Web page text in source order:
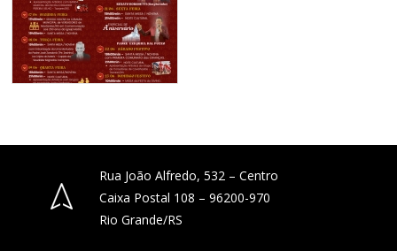
Rua João Alfredo, 532 – Centro
Caixa Postal 108 – 96200-970
Rio Grande/RS